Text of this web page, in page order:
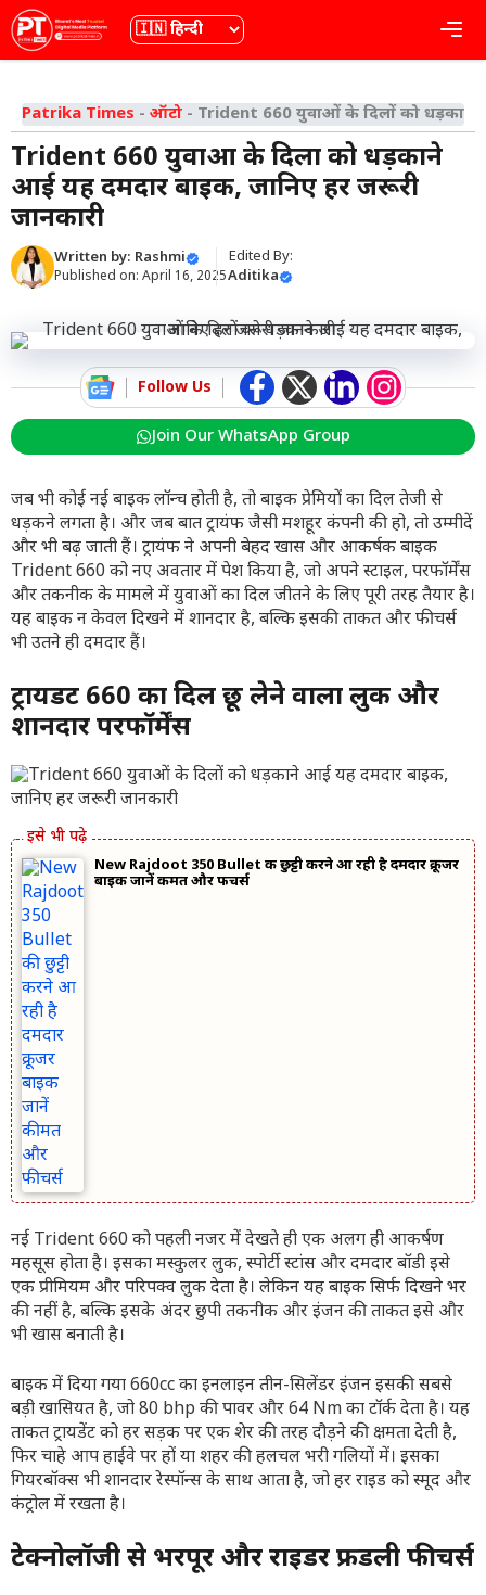
Skip
to
content
भाषा
Patrika Times - ऑटो - Trident 660 युवाओं के दिलों को धड़काने
Trident 660 युवाओं के दिलों को धड़काने
आई यह दमदार बाइक, जानिए हर जरूरी
जानकारी
Written by: Rashmi
Published on: April 16, 2025
Edited By:
Aditika
Follow Us
Join Our WhatsApp Group
जब भी कोई नई बाइक लॉन्च होती है, तो बाइक प्रेमियों का दिल तेजी से
धड़कने लगता है। और जब बात ट्रायंफ जैसी मशहूर कंपनी की हो, तो उम्मीदें
और भी बढ़ जाती हैं। ट्रायंफ ने अपनी बेहद खास और आकर्षक बाइक
Trident 660 को नए अवतार में पेश किया है, जो अपने स्टाइल, परफॉर्मेंस
और तकनीक के मामले में युवाओं का दिल जीतने के लिए पूरी तरह तैयार है।
यह बाइक न केवल दिखने में शानदार है, बल्कि इसकी ताकत और फीचर्स
भी उतने ही दमदार हैं।
ट्रायडेंट 660 का दिल छू लेने वाला लुक और
शानदार परफॉर्मेंस
New Rajdoot 350 Bullet की छुट्टी करने आ रही है दमदार क्रूजर
बाइक जानें कीमत और फीचर्स
नई Trident 660 को पहली नजर में देखते ही एक अलग ही आकर्षण
महसूस होता है। इसका मस्कुलर लुक, स्पोर्टी स्टांस और दमदार बॉडी इसे
एक प्रीमियम और परिपक्व लुक देता है। लेकिन यह बाइक सिर्फ दिखने भर
की नहीं है, बल्कि इसके अंदर छुपी तकनीक और इंजन की ताकत इसे और
भी खास बनाती है।
बाइक में दिया गया 660cc का इनलाइन तीन-सिलेंडर इंजन इसकी सबसे
बड़ी खासियत है, जो 80 bhp की पावर और 64 Nm का टॉर्क देता है। यह
ताकत ट्रायडेंट को हर सड़क पर एक शेर की तरह दौड़ने की क्षमता देती है,
फिर चाहे आप हाईवे पर हों या शहर की हलचल भरी गलियों में। इसका
गियरबॉक्स भी शानदार रेस्पॉन्स के साथ आता है, जो हर राइड को स्मूद और
कंट्रोल में रखता है।
टेक्नोलॉजी से भरपूर और राइडर फ्रेंडली फीचर्स